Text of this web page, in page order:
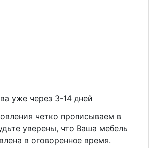
уже через 3-14 дней
четко прописываем в
уверены, что Ваша мебель
в оговоренное время.